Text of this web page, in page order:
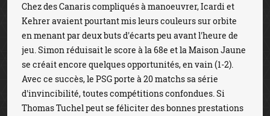
Chez des Canaris compliqués à manoeuvrer, Icardi et
Kehrer avaient pourtant mis leurs couleurs sur orbite
en menant par deux buts d'écarts peu avant l'heure de
jeu. Simon réduisait le score à la 68e et la Maison Jaune
se créait encore quelques opportunités, en vain (1-2).
Avec ce succès, le PSG porte à 20 matchs sa série
d'invincibilité, toutes compétitions confondues. Si
Thomas Tuchel peut se féliciter des bonnes prestations